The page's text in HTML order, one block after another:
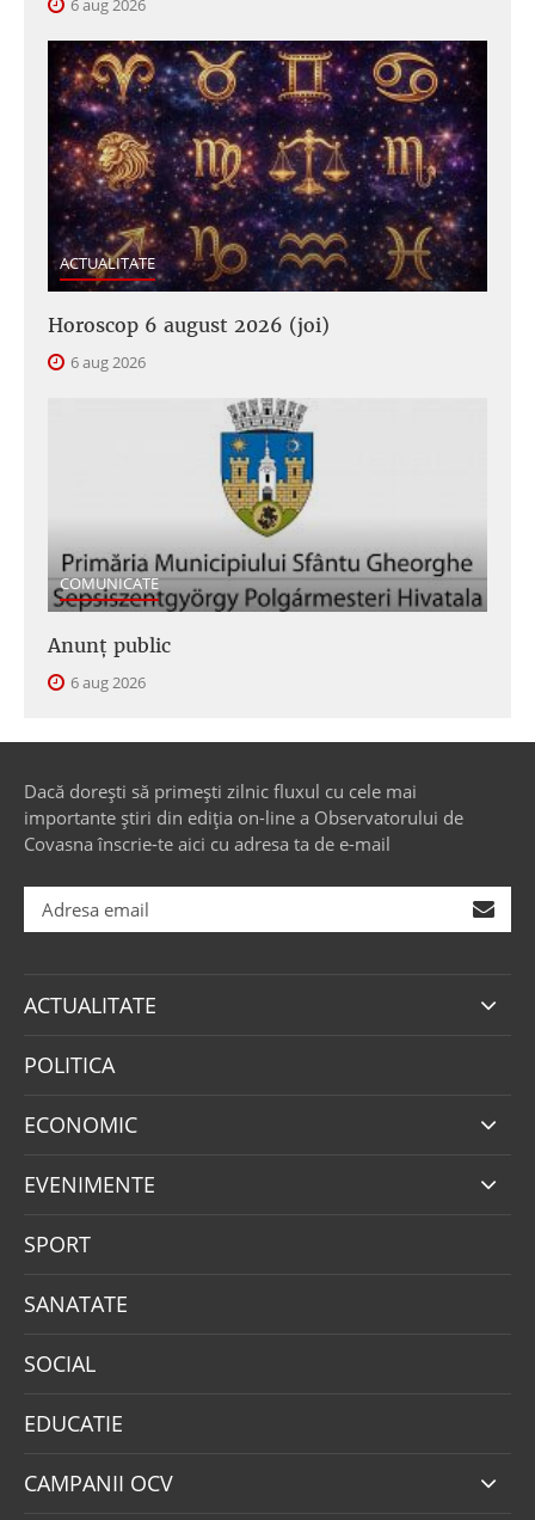
6 aug 2026
ACTUALITATE
Horoscop 6 august 2026 (joi)
6 aug 2026
COMUNICATE
Anunţ public
6 aug 2026
Dacă dorești să primești zilnic fluxul cu cele mai
importante știri din ediția on-line a Observatorului de
Covasna înscrie-te aici cu adresa ta de e-mail
ACTUALITATE
POLITICA
ECONOMIC
EVENIMENTE
SPORT
SANATATE
SOCIAL
EDUCATIE
CAMPANII OCV